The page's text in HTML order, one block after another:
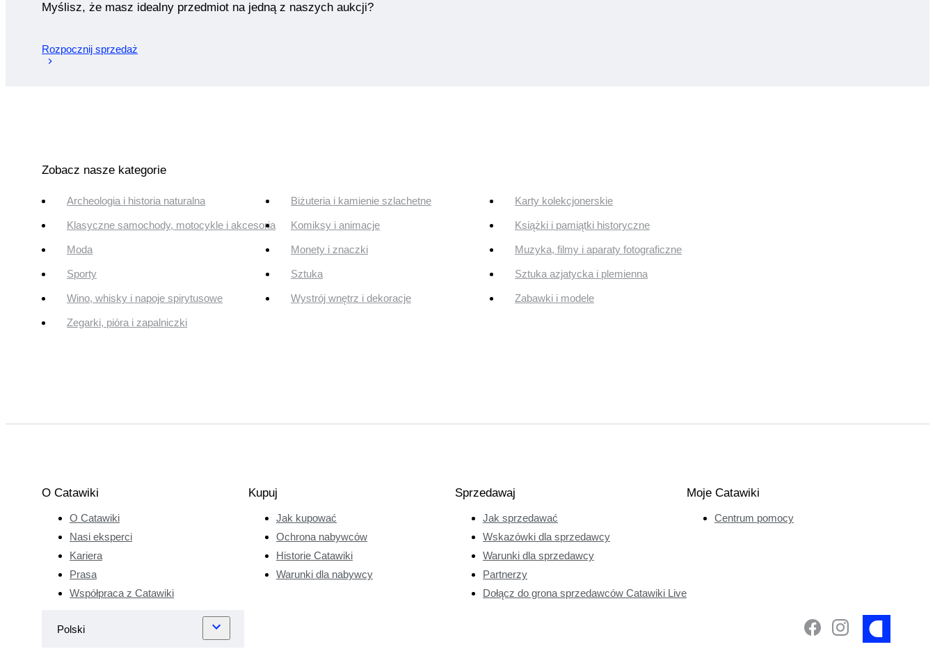
Myślisz, że masz idealny przedmiot na jedną z naszych aukcji?
Rozpocznij sprzedaż
Zobacz nasze kategorie
Archeologia i historia naturalna Biżuteria i kamienie szlachetne Karty kolekcjonerskie
Klasyczne samochody, motocykle i akcesoria Komiksy i animacje Książki i pamiątki historyczne
Moda Monety i znaczki Muzyka, filmy i aparaty fotograficzne
Sporty Sztuka Sztuka azjatycka i plemienna
Wino, whisky i napoje spirytusowe Wystrój wnętrz i dekoracje Zabawki i modele
Zegarki, pióra i zapalniczki
O Catawiki
O Catawiki
Nasi eksperci
Kariera
Prasa
Współpraca z Catawiki
Kupuj
Jak kupować
Ochrona nabywców
Historie Catawiki
Warunki dla nabywcy
Sprzedawaj
Jak sprzedawać
Wskazówki dla sprzedawcy
Warunki dla sprzedawcy
Partnerzy
Dołącz do grona sprzedawców Catawiki Live
Moje Catawiki
Centrum pomocy